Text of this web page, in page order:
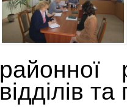
районної
відділів